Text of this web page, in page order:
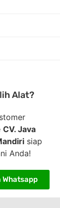
Alat?
CV. Java
siap
Anda!
Whatsapp